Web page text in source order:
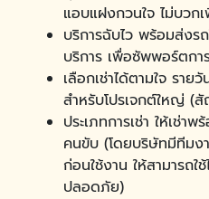
แอบแฝงกวนใจ ไม่บวก
บริการฉับไว พร้อมส่งร
บริการ เพื่อซัพพอร์ตกา
เลือกเช่าได้ตามใจ ราย
สำหรับโปรเจกต์ใหญ่ (
ประเภทการเช่า ให้เช่า
คนขับ (โดยบริษัทมีทีมง
ก่อนใช้งาน ให้สามารถใ
ปลอดภัย)